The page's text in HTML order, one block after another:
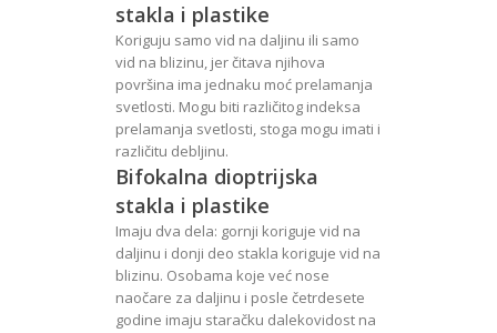
stakla i plastike
Koriguju samo vid na daljinu ili samo
vid na blizinu, jer čitava njihova
površina ima jednaku moć prelamanja
svetlosti. Mogu biti različitog indeksa
prelamanja svetlosti, stoga mogu imati i
različitu debljinu.
Bifokalna dioptrijska
stakla i plastike
Imaju dva dela: gornji koriguje vid na
daljinu i donji deo stakla koriguje vid na
blizinu. Osobama koje već nose
naočare za daljinu i posle četrdesete
godine imaju staračku dalekovidost na